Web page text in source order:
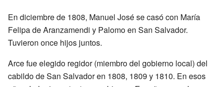
En diciembre de 1808, Manuel José se casó con María
Felipa de Aranzamendi y Palomo en San Salvador.
Tuvieron once hijos juntos.
Arce fue elegido regidor (miembro del gobierno local) del
cabildo de San Salvador en 1808, 1809 y 1810. En esos